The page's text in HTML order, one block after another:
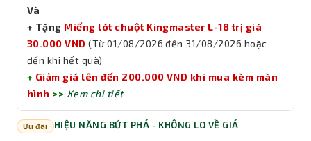
Và
+ Tặng Miếng lót chuột Kingmaster L-18 trị giá
30.000 VND (Từ 01/08/2026 đến 31/08/2026 hoặc
đến khi hết quà)
+ Giảm giá lên đến 200.000 VND khi mua kèm màn
hình >> Xem chi tiết
Ưu đãi HIỆU NĂNG BỨT PHÁ - KHÔNG LO VỀ GIÁ